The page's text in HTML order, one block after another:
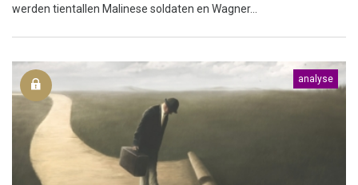
werden tientallen Malinese soldaten en Wagner...
analyse